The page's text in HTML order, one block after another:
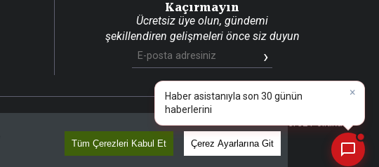
Tüm Çerezleri Kabul Et Çerez Ayarlarına Git
Kaçırmayın
Ücretsiz üye olun, gündemi
şekillendiren gelişmeleri önce siz duyun
KVKK Aydınlatma MetniGizlilik PolitikasıÇerez Politikası
Haber asistan